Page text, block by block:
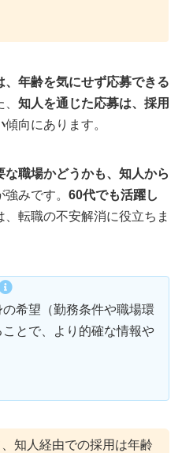
、年齢を気にせず応募できる
知人を通じた応募は、採用
傾向にあります。
職場かどうかも、知人から
強みです。 60代でも活躍し
、転職の不安解消に役立ちま
希望（勤務条件や職場環
とで、より的確な情報や
知人経由での採用は年齢